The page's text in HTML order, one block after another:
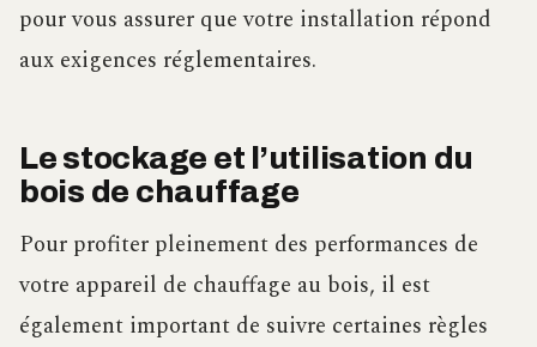
pour vous assurer que votre installation répond
aux exigences réglementaires.
Le stockage et l’utilisation du
bois de chauffage
Pour profiter pleinement des performances de
votre appareil de chauffage au bois, il est
également important de suivre certaines règles